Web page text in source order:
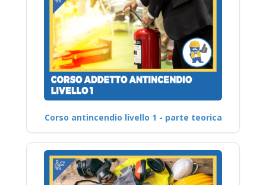
Corso antincendio livello 1 - parte teorica